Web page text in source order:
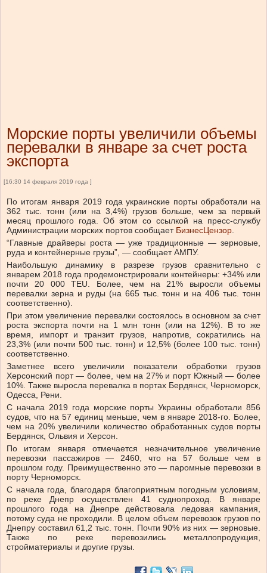
Морские порты увеличили объемы
перевалки в январе за счет роста
экспорта
[16:30 14 февраля 2019 года ]
По итогам января 2019 года украинские порты обработали на
362 тыс. тонн (или на 3,4%) грузов больше, чем за первый
месяц прошлого года. Об этом со ссылкой на пресс-службу
Администрации морских портов сообщает БизнесЦензор.
“Главные драйверы роста — уже традиционные — зерновые,
руда и контейнерные грузы”, — сообщает АМПУ.
Наибольшую динамику в разрезе грузов сравнительно с
январем 2018 года продемонстрировали контейнеры: +34% или
почти 20 000 TEU. Более, чем на 21% выросли объемы
перевалки зерна и руды (на 665 тыс. тонн и на 406 тыс. тонн
соответственно).
При этом увеличение перевалки состоялось в основном за счет
роста экспорта почти на 1 млн тонн (или на 12%). В то же
время, импорт и транзит грузов, напротив, сократились на
23,3% (или почти 500 тыс. тонн) и 12,5% (более 100 тыс. тонн)
соответственно.
Заметнее всего увеличили показатели обработки грузов
Херсонский порт — более, чем на 27% и порт Южный — более
10%. Также выросла перевалка в портах Бердянск, Черноморск,
Одесса, Рени.
С начала 2019 года морские порты Украины обработали 856
судов, что на 57 единиц меньше, чем в январе 2018-го. Более,
чем на 20% увеличили количество обработанных судов порты
Бердянск, Ольвия и Херсон.
По итогам января отмечается незначительное увеличение
перевозки пассажиров — 2460, что на 57 больше чем в
прошлом году. Преимущественно это — паромные перевозки в
порту Черноморск.
С начала года, благодаря благоприятным погодным условиям,
по реке Днепр осуществлен 41 суднопроход. В январе
прошлого года на Днепре действовала ледовая кампания,
потому суда не проходили. В целом объем перевозок грузов по
Днепру составил 61,2 тыс. тонн. Почти 90% из них — зерновые.
Также по реке перевозились металлопродукция,
стройматериалы и другие грузы.